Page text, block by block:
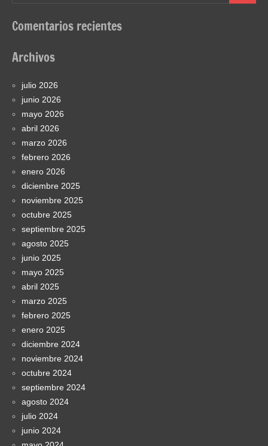
Comentarios recientes
Archivos
julio 2026
junio 2026
mayo 2026
abril 2026
marzo 2026
febrero 2026
enero 2026
diciembre 2025
noviembre 2025
octubre 2025
septiembre 2025
agosto 2025
junio 2025
mayo 2025
abril 2025
marzo 2025
febrero 2025
enero 2025
diciembre 2024
noviembre 2024
octubre 2024
septiembre 2024
agosto 2024
julio 2024
junio 2024